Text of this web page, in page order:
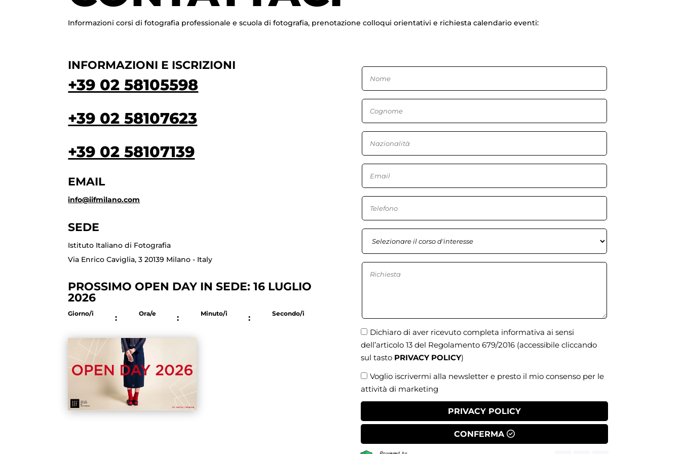
Informazioni corsi di fotografia professionale e scuola di fotografia, prenotazione colloqui orientativi e richiesta calendario eventi:
INFORMAZIONI E ISCRIZIONI
+39 02 58105598
+39 02 58107623
+39 02 58107139
EMAIL
info@iifmilano.com
SEDE
Istituto Italiano di Fotografia
Via Enrico Caviglia, 3 20139 Milano - Italy
PROSSIMO OPEN DAY IN SEDE: 16 LUGLIO
2026
Giorno/i : Ora/e : Minuto/i : Secondo/i
Dichiaro di aver ricevuto completa informativa ai sensi
dell’articolo 13 del Regolamento 679/2016 (accessibile cliccando
sul tasto PRIVACY POLICY)
Voglio iscrivermi alla newsletter e presto il mio consenso per le
attività di marketing
PRIVACY POLICY
CONFERMA